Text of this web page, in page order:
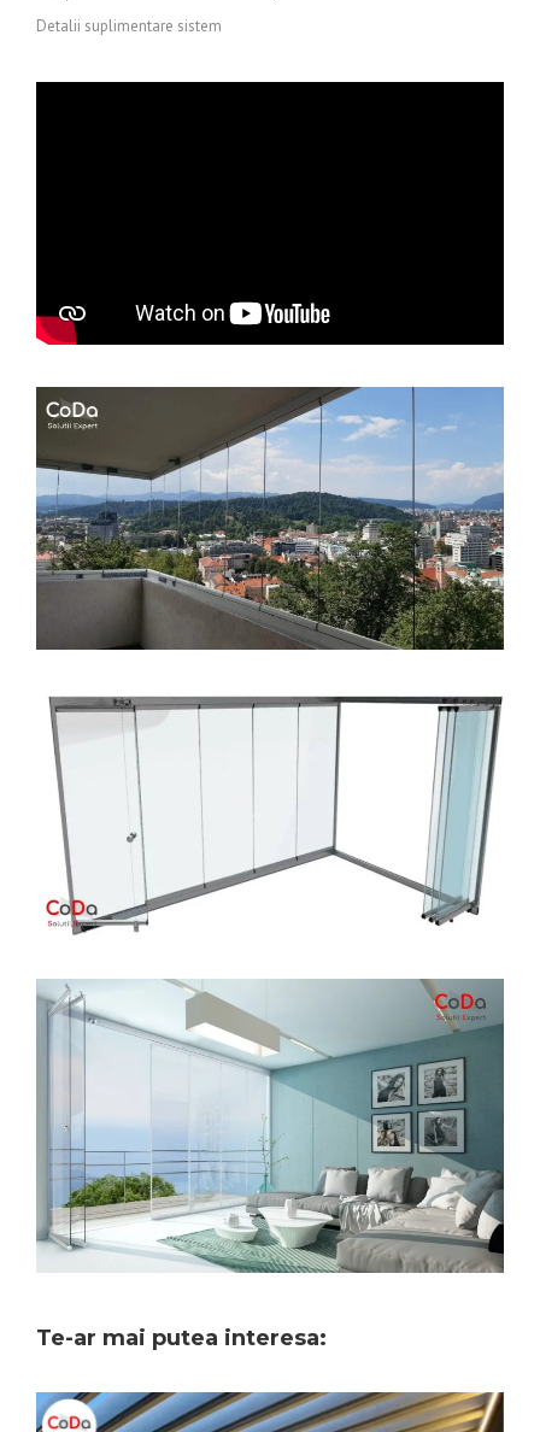
Detalii suplimentare sistem
Te-ar mai putea interesa: